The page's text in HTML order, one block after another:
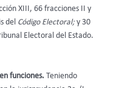
XIII, 66 fracciones II y
del Código Electoral; y 30
Electoral del Estado.
funciones. Teniendo